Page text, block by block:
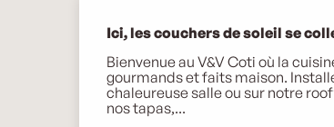
Description
Ici, les couchers de soleil se
Bienvenue au V&V Coti où la
gourmands et faits maison.
chaleureuse salle ou sur notre
nos tapas,...